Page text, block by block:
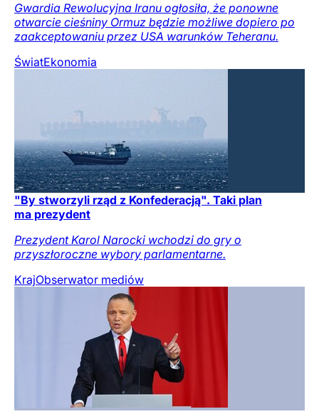
Gwardia Rewolucyjna Iranu ogłosiła, że ponowne
otwarcie cieśniny Ormuz będzie możliwe dopiero po
zaakceptowaniu przez USA warunków Teheranu.
ŚwiatEkonomia
"By stworzyli rząd z Konfederacją". Taki plan
ma prezydent
Prezydent Karol Narocki wchodzi do gry o
przyszłoroczne wybory parlamentarne.
KrajObserwator mediów